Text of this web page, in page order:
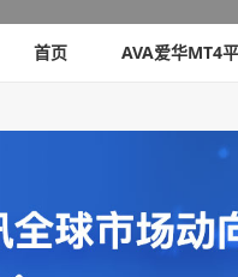
首页 AVA爱华MT4